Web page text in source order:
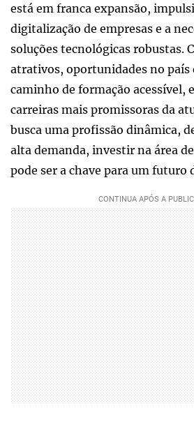
está em franca expansão,
digitalização de empresas e a
soluções tecnológicas robustas.
atrativos, oportunidades no país
caminho de formação acessível,
carreiras mais promissoras da
busca uma profissão dinâmica,
alta demanda, investir na área
pode ser a chave para um futuro